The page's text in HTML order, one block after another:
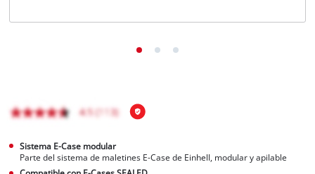
Sistema E-Case modular
Parte del sistema de maletines E-Case de Einhell, modular y apilable